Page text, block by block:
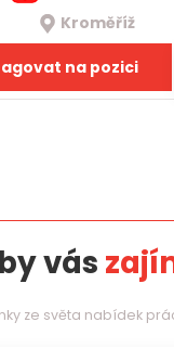
Kroměříž
na pozici
vás
ze světa nabídek